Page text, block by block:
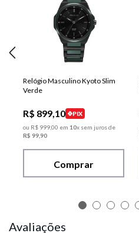
Relógio Masculino Kyoto Slim
Verde
R$ 899,10
PIX
ou R$ 99900 em 10x sem juros de
R$ 99 90
Comprar
Avaliações